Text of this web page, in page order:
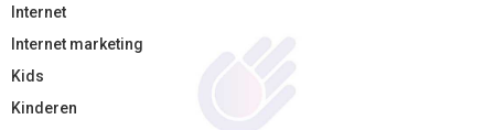
Internet
Internet marketing
Kids
Kinderen